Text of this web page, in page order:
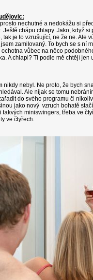
nechutné a nedokážu si
Ještě chápu chlapy. Jako, když
tak je to vzrušující, ne že ne. Ale
zamilovaný. To bych se s ní
vůbec na něco
A chlapi? Ti podle mě chtějí jen
nikdy nebyl. Ne proto, že bych
Ale nijak se tomu
do svého programu či
jako nový vzruch bohatě
takvých miniswingers, třeba ve
ve čtyřech.